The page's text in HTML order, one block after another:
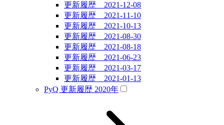
更新履歴 2021-12-08
更新履歴 2021-11-10
更新履歴 2021-10-13
更新履歴 2021-08-30
更新履歴 2021-08-18
更新履歴 2021-06-23
更新履歴 2021-03-17
更新履歴 2021-01-13
PyQ 更新履歴 2020年